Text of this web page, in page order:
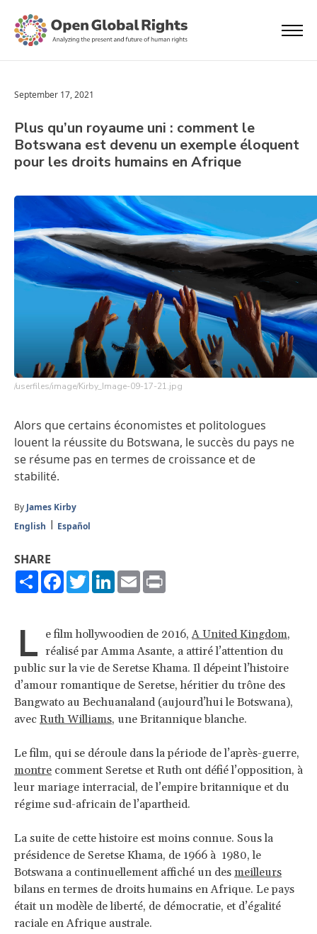
September 17, 2021
Plus qu’un royaume uni : comment le
Botswana est devenu un exemple éloquent
pour les droits humains en Afrique
/userfiles/image/Kirby_Image-09-17-21.jpg
Alors que certains économistes et politologues
louent la réussite du Botswana, le succès du pays ne
se résume pas en termes de croissance et de
stabilité.
By James Kirby
English
Español
SHARE
ShareFacebook
TwitterLinkedIn
Email
L e film hollywoodien de 2016,A United Kingdom,
réalisé par Amma Asante, a attiré l’attention du
public sur la vie de Seretse Khama. Il dépeint l’histoire
d’amour romantique de Seretse, héritier du trône des
Bangwato au Bechuanaland (aujourd’hui le Botswana),
avec Ruth Williams, une Britannique blanche.
Le film, qui se déroule dans la période de l’après-guerre,
montre comment Seretse et Ruth ont défié l’opposition, à
leur mariage interracial, de l’empire britannique et du
régime sud-africain de l’apartheid.
La suite de cette histoire est moins connue. Sous la
présidence de Seretse Khama, de 1966 à 1980, le
Botswana a continuellement affiché un des meilleurs
bilans en termes de droits humains en Afrique. Le pays
était un modèle de liberté, de démocratie, et d’égalité
raciale en Afrique australe.